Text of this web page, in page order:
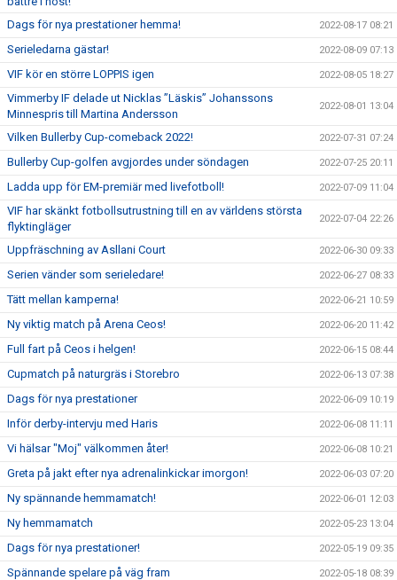
Dags för nya prestationer hemma! 2022-08-17 08:21
Serieledarna gästar! 2022-08-09 07:13
VIF kör en större LOPPIS igen 2022-08-05 18:27
Vimmerby IF delade ut Nicklas ”Läskis” Johanssons
Minnespris till Martina Andersson
2022-08-01 13:04
Vilken Bullerby Cup-comeback 2022! 2022-07-31 07:24
Bullerby Cup-golfen avgjordes under söndagen 2022-07-25 20:11
Ladda upp för EM-premiär med livefotboll! 2022-07-09 11:04
VIF har skänkt fotbollsutrustning till en av världens största
flyktingläger
2022-07-04 22:26
Uppfräschning av Asllani Court 2022-06-30 09:33
Serien vänder som serieledare! 2022-06-27 08:33
Tätt mellan kamperna! 2022-06-21 10:59
Ny viktig match på Arena Ceos! 2022-06-20 11:42
Full fart på Ceos i helgen! 2022-06-15 08:44
Cupmatch på naturgräs i Storebro 2022-06-13 07:38
Dags för nya prestationer 2022-06-09 10:19
Inför derby-intervju med Haris 2022-06-08 11:11
Vi hälsar "Moj" välkommen åter! 2022-06-08 10:21
Greta på jakt efter nya adrenalinkickar imorgon! 2022-06-03 07:20
Ny spännande hemmamatch! 2022-06-01 12:03
Ny hemmamatch 2022-05-23 13:04
Dags för nya prestationer! 2022-05-19 09:35
Spännande spelare på väg fram 2022-05-18 08:39